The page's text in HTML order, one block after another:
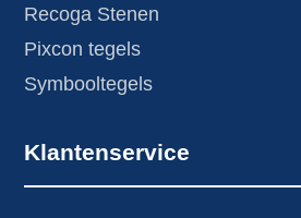
Recoga Stenen
Pixcon tegels
Symbooltegels
Klantenservice